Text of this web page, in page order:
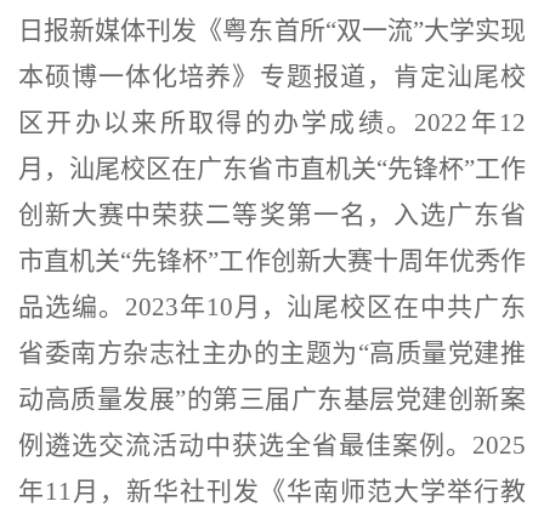
日报新媒体刊发《粤东首所“双一流”大学实现
本硕博一体化培养》专题报道，肯定汕尾校
区开办以来所取得的办学成绩。 2022 年 12
月，汕尾校区在广东省市直机关“先锋杯”工作
创新大赛中荣获二等奖第一名，入选广东省
市直机关“先锋杯”工作创新大赛十周年优秀作
品选编。 2023年10月，汕尾校区在中共广东
省委南方杂志社主办的主题为“高质量党建推
动高质量发展”的第三届广东基层党建创新案
例遴选交流活动中获选全省最佳案例。2025
年11月，新华社刊发《华南师范大学举行教